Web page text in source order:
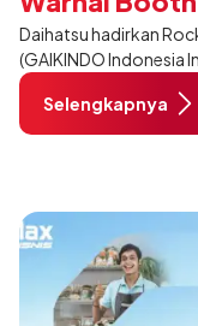
Daihatsu hadirkan
(GAIKINDO Indonesia
City, Tangerang.
dimodifikasi untuk
pengunjung
Selengkapnya